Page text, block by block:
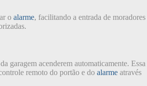
o alarme, facilitando a entrada de moradores
garagem acenderem automaticamente. Essa
remoto do portão e do alarme através